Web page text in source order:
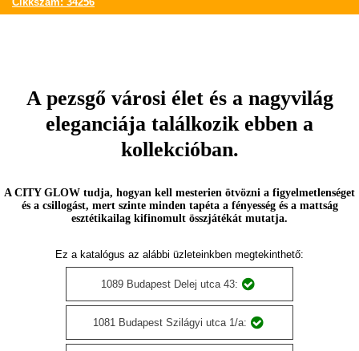
A pezsgő városi élet és a nagyvilág
eleganciája találkozik ebben a
kollekcióban.
A CITY GLOW tudja, hogyan kell mesterien ötvözni a figyelmetlenséget
és a csillogást, mert szinte minden tapéta a fényesség és a mattság
esztétikailag kifinomult összjátékát mutatja.
Ez a katalógus az alábbi üzleteinkben megtekinthető:
1089 Budapest Delej utca 43:
1081 Budapest Szilágyi utca 1/a: